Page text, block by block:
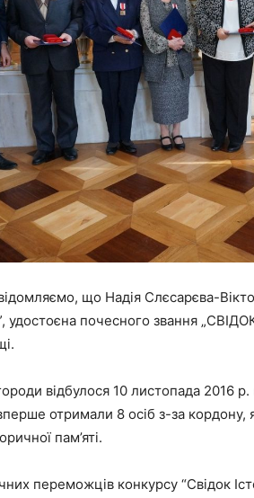
що Надія Слєсарєва-
удостоєна почесного звання
відбулося 10 листопада 2016
отримали 8 осіб з-за кордону,
пам’яті.
переможців конкурсу “Свідок